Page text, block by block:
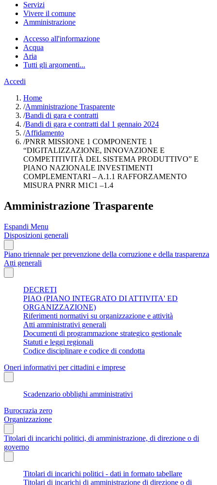
Servizi
Vivere il comune
Amministrazione
Accesso all'informazione
Acqua
Aria
Tutti gli argomenti...
Accedi
Home
/Amministrazione Trasparente
/Bandi di gara e contratti
/Bandi di gara e contratti dal 1 gennaio 2024
/Affidamento
/PNRR MISSIONE 1 COMPONENTE 1
“DIGITALIZZAZIONE, INNOVAZIONE E
COMPETITIVITÀ DEL SISTEMA PRODUTTIVO” E
PIANO NAZIONALE INVESTIMENTI
COMPLEMENTARI – A.1.1 RAFFORZAMENTO
MISURA PNRR M1C1 –1.4
Amministrazione Trasparente
Espandi Menu
Disposizioni generali
Piano triennale per prevenzione della corruzione e della trasparenza
Atti generali
DECRETI
PIAO (PIANO INTEGRATO DI ATTIVITA' ED
ORGANIZZAZIONE)
Riferimenti normativi su organizzazione e attività
Atti amministrativi generali
Documenti di programmazione strategico gestionale
Statuti e leggi regionali
Codice disciplinare e codice di condotta
Oneri informativi per cittadini e imprese
Scadenzario obblighi amministrativi
Burocrazia zero
Organizzazione
Titolari di incarichi politici, di amministrazione, di direzione o di
governo
Titolari di incarichi politici - dati in formato tabellare
Titolari di incarichi di amministrazione di direzione o di